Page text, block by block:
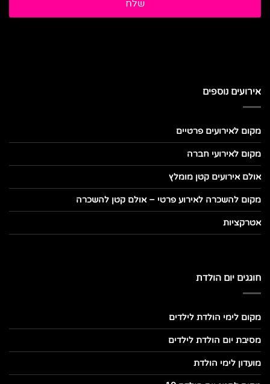
אירועים נוספים
מקום לאירועים פרטיים
מקום לאירועי חברה
אולם אירועים קטן מומלץ
מקום להשכרה לאירוע פרטי – אולם קטן להשכרה
אטרקציות
חוגגים יום הולדת
מקום לימי הולדת לילדים
מסיבת יום הולדת לילדים
מועדון לימי הולדת